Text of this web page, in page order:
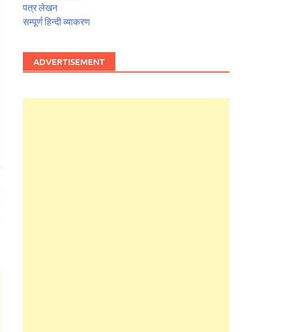
पत्र लेखन
सम्पूर्ण हिन्दी व्याकरण
ADVERTISEMENT